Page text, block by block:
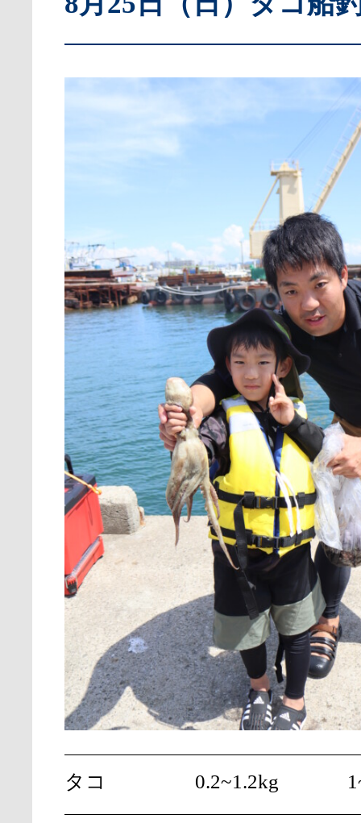
タコ 0.2~1.2kg